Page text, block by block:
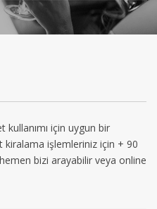
için uygun bir
kiralama işlemleriniz için + 90
bizi arayabilir veya online